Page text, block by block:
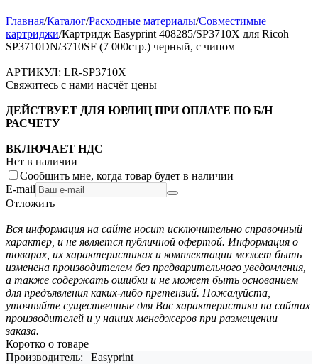
Главная/Каталог/Расходные материалы/Совместимые
картриджи/Картридж Easyprint 408285/SP3710X для Ricoh
SP3710DN/3710SF (7 000стр.) черный, с чипом
АРТИКУЛ: LR-SP3710X
Свяжитесь с нами насчёт цены
ДЕЙСТВУЕТ ДЛЯ ЮРЛИЦ ПРИ ОПЛАТЕ ПО Б/Н
РАСЧЕТУ
ВКЛЮЧАЕТ НДС
Нет в наличии
Сообщить мне, когда товар будет в наличии
E-mail
Отложить
Вся информация на сайте носит исключительно справочный
характер, и не является публичной офертой. Информация о
товарах, их характеристиках и комплектации может быть
изменена производителем без предварительного уведомления,
а также содержать ошибки и не может быть основанием
для предъявления каких-либо претензий. Пожалуйста,
уточняйте существенные для Вас характеристики на сайтах
производителей и у наших менеджеров при размещении
заказа.
Коротко о товаре
Производитель:
Easyprint